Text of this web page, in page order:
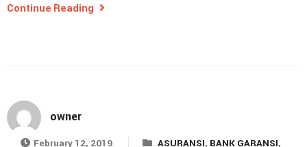
Continue Reading
owner
February 12, 2019 ASURANSI, BANK GARANSI,